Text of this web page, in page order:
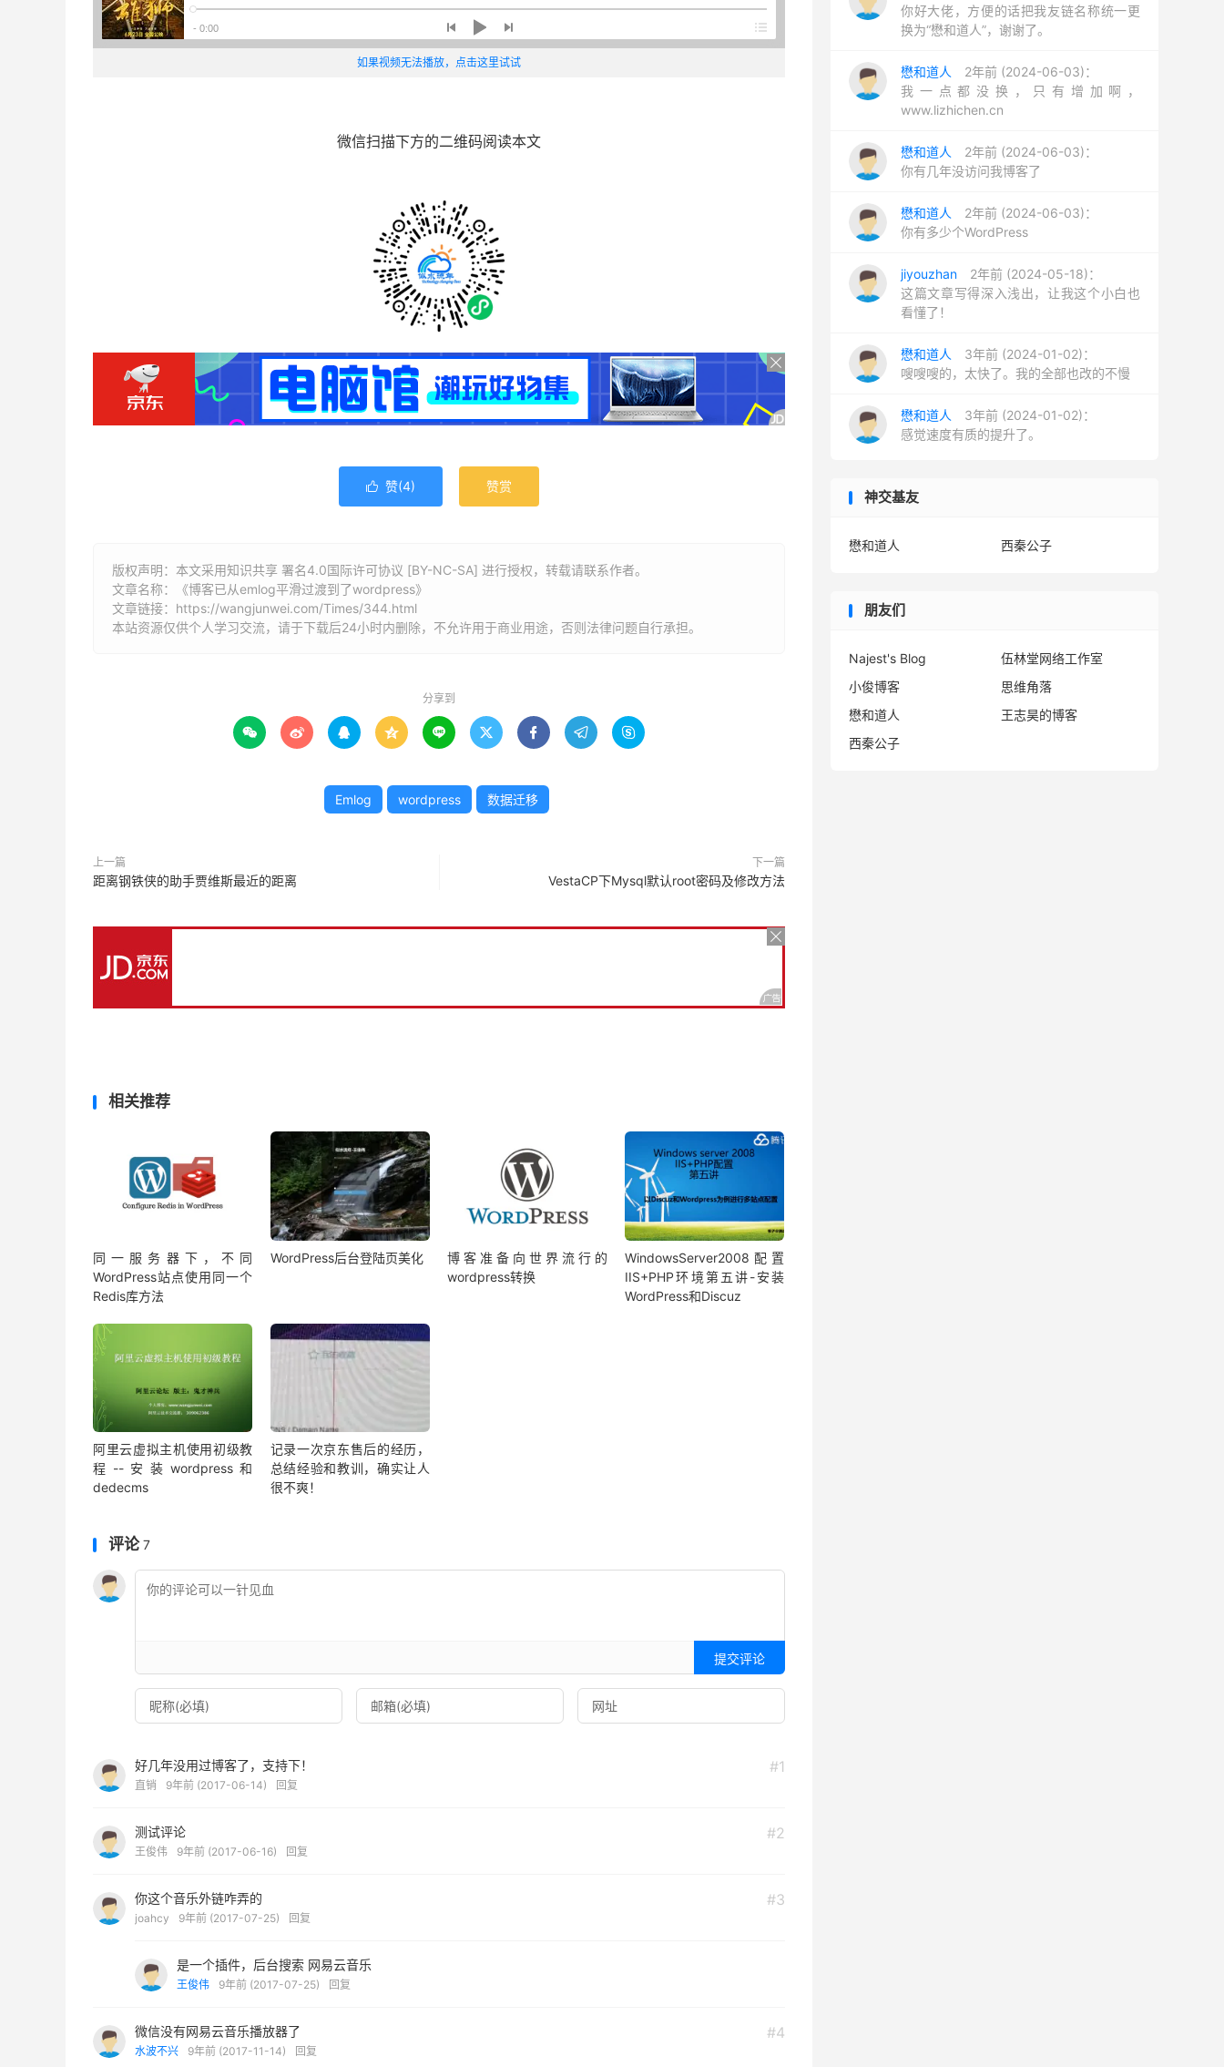
如果视频无法播放，点击这里试试
微信扫描下方的二维码阅读本文
 赞(4) 赞赏
版权声明：本文采用知识共享 署名4.0国际许可协议 [BY-NC-SA] 进行授权，转载请联系作者。
文章名称：《博客已从emlog平滑过渡到了wordpress》
文章链接： https://wangjunwei.com/Times/344.html
本站资源仅供个人学习交流，请于下载后24小时内删除，不允许用于商业用途，否则法律问题自行承担。
分享到
        
Emlog wordpress 数据迁移
上一篇
距离钢铁侠的助手贾维斯最近的距离
下一篇
VestaCP下Mysql默认root密码及修改方法
相关推荐
同一服务器下，不同
WordPress站点使用同一个
Redis库方法
WordPress后台登陆页美化
博客准备向世界流行的
wordpress转换
WindowsServer2008配置
IIS+PHP环境第五讲-安装
WordPress和Discuz
阿里云虚拟主机使用初级教
程--安装wordpress和
dedecms
记录一次京东售后的经历，
总结经验和教训，确实让人
很不爽！
评论7
提交评论
#1
好几年没用过博客了，支持下！
直销 9年前 (2017-06-14) 回复
#2
测试评论
王俊伟 9年前 (2017-06-16) 回复
#3
你这个音乐外链咋弄的
joahcy 9年前 (2017-07-25) 回复
是一个插件，后台搜索 网易云音乐
王俊伟 9年前 (2017-07-25) 回复
#4
微信没有网易云音乐播放器了
水波不兴 9年前 (2017-11-14) 回复
你好大佬，方便的话把我友链名称统一更
换为“懋和道人”，谢谢了。
懋和道人
2年前 (2024-06-03)：
我一点都没换，只有增加啊，
www.lizhichen.cn
懋和道人
2年前 (2024-06-03)：
你有几年没访问我博客了
懋和道人
2年前 (2024-06-03)：
你有多少个WordPress
jiyouzhan
2年前 (2024-05-18)：
这篇文章写得深入浅出，让我这个小白也
看懂了！
懋和道人
3年前 (2024-01-02)：
嗖嗖嗖的，太快了。我的全部也改的不慢
懋和道人
3年前 (2024-01-02)：
感觉速度有质的提升了。
神交基友
懋和道人 西秦公子
朋友们
Najest's Blog
伍林堂网络工作室
小俊博客
思维角落
懋和道人
王志昊的博客
西秦公子